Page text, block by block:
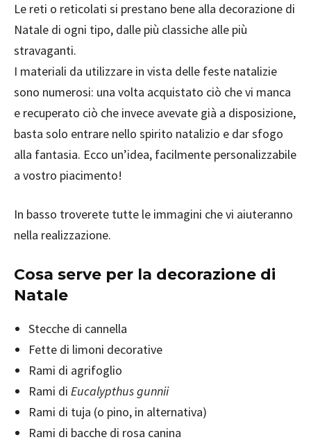
Le reti o reticolati si prestano bene alla decorazione di
Natale di ogni tipo, dalle più classiche alle più
stravaganti.
I materiali da utilizzare in vista delle feste natalizie
sono numerosi: una volta acquistato ciò che vi manca
e recuperato ciò che invece avevate già a disposizione,
basta solo entrare nello spirito natalizio e dar sfogo
alla fantasia. Ecco un’idea, facilmente personalizzabile
a vostro piacimento!
In basso troverete tutte le immagini che vi aiuteranno
nella realizzazione.
Cosa serve per la decorazione di
Natale
Stecche di cannella
Fette di limoni decorative
Rami di agrifoglio
Rami di Eucalypthus gunnii
Rami di tuja (o pino, in alternativa)
Rami di bacche di rosa canina